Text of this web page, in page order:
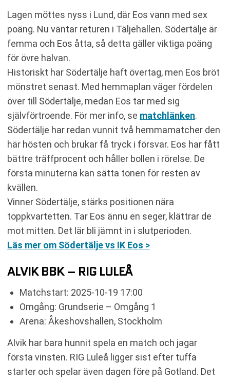
Lagen möttes nyss i Lund, där Eos vann med sex
poäng. Nu väntar returen i Täljehallen. Södertälje är
femma och Eos åtta, så detta gäller viktiga poäng
för övre halvan.
Historiskt har Södertälje haft övertag, men Eos bröt
mönstret senast. Med hemmaplan väger fördelen
över till Södertälje, medan Eos tar med sig
självförtroende. För mer info, se matchlänken.
Södertälje har redan vunnit två hemmamatcher den
här hösten och brukar få tryck i försvar. Eos har fått
bättre träffprocent och håller bollen i rörelse. De
första minuterna kan sätta tonen för resten av
kvällen.
Vinner Södertälje, stärks positionen nära
toppkvartetten. Tar Eos ännu en seger, klättrar de
mot mitten. Det lär bli jämnt in i slutperioden.
Läs mer om Södertälje vs IK Eos >
ALVIK BBK – RIG LULEÅ
Matchstart: 2025-10-19 17:00
Omgång: Grundserie – Omgång 1
Arena: Åkeshovshallen, Stockholm
Alvik har bara hunnit spela en match och jagar
första vinsten. RIG Luleå ligger sist efter tuffa
starter och spelar även dagen före på Gotland. Det